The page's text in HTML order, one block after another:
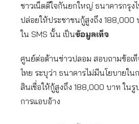
ชาวเน็ตดีใจกันยกใหญ่ ธนาคารกรุง
ปล่อยให้ประชาชนกู้สูงถึง 188,000
ใน SMS นั้น เป็นข้อมูลเท็จ
ศูนย์ต่อต้านข่าวปลอม สอบถามข้อเ
ไทย ระบุว่า ธนาคารไม่มีนโยบายใน
สินเชื่อให้กู้สูงถึง 188,000 บาท ใน
การแอบอ้าง